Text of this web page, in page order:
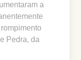
a
Pedra, da